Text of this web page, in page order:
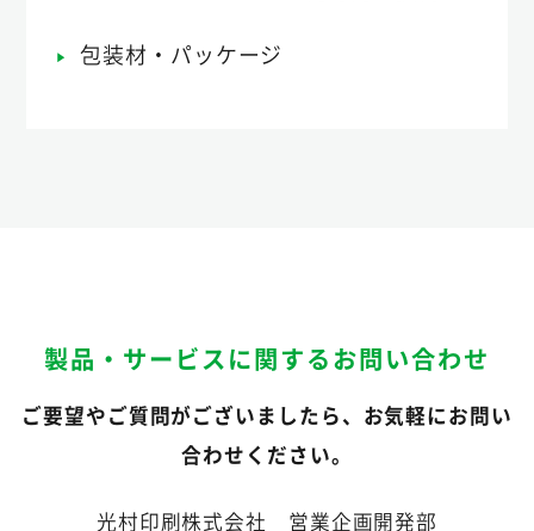
包装材・パッケージ
製品・サービスに関するお問い合わせ
ご要望やご質問がございましたら、お気軽にお問い
合わせください。
光村印刷株式会社 営業企画開発部